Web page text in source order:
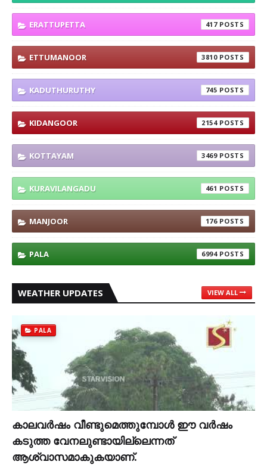
ERATTUPETTA 417
ETTUMANOOR 3810
KADUTHURUTHY 745
KIDANGOOR 2154
KOTTAYAM 3469
KURAVILANGADU 461
MANJOOR 176
PALA 6994
WEATHER UPDATES VIEW ALL
PALA
കാലവര്‍ഷം വീണ്ടുമെത്തുമ്പോള്‍ ഈ വര്‍ഷം
കടുത്ത വേനലുണ്ടായില്ലെന്നത്
ആശ്വാസമാകുകയാണ്.